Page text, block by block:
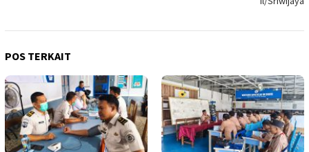
POS TERKAIT